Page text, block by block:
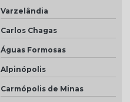
Varzelândia
Carlos Chagas
Águas Formosas
Alpinópolis
Carmópolis de Minas